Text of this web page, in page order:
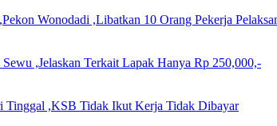
Wonodadi ,Libatkan 10 Orang Pekerja
,Jelaskan Terkait Lapak Hanya Rp 250,000,-
,KSB Tidak Ikut Kerja Tidak Dibayar